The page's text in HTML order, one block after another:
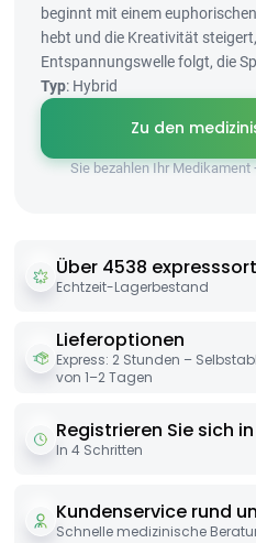
beginnt mit einem
hebt und die Kreativität
Entspannungswelle folgt, die
Typ: Hybrid
Zu den
Sie bezahlen Ihr Medikament
Über 4538
Echtzeit-Lagerbestand
Lieferoptionen
Express: 2 Stunden –
von 1–2 Tagen
Registrieren Sie sich
In 4 Schritten
Kundenservice rund
Schnelle medizinische